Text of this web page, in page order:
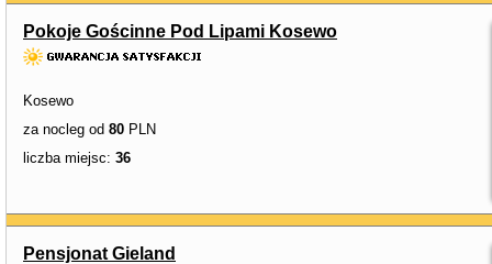
Pokoje Gościnne Pod Lipami Kosewo
Kosewo
za nocleg od 80 PLN
liczba miejsc: 36
Pensjonat Gieland